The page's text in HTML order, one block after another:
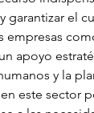
garantizar el
empresas
apoyo
y la
este sector